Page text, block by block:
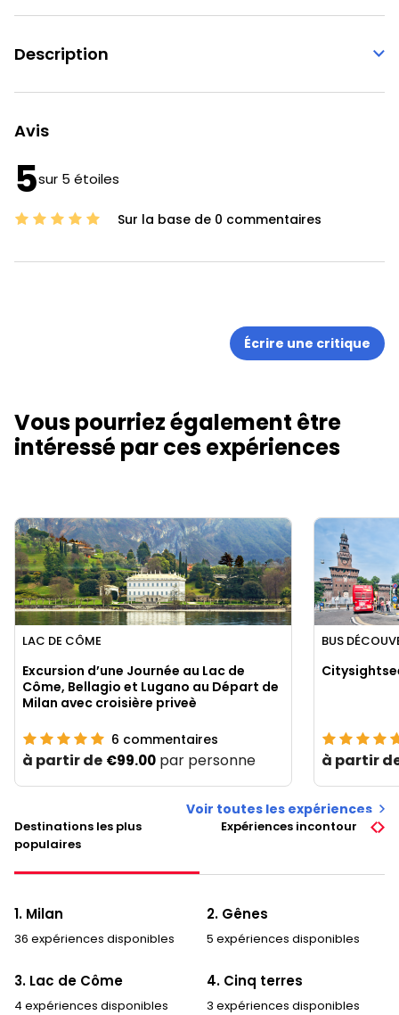
Description
Avis
5sur 5 étoiles
Sur la base de 0 commentaires
Écrire une critique
Vous pourriez également être
intéressé par ces expériences
LAC DE CÔME
Excursion d’une Journée au Lac de
Côme, Bellagio et Lugano au Départ de
Milan avec croisière priveè
6 commentaires
à partir de €99.00 par personne
BUS
à partir
Voir toutes les expériences
Destinations les plus
populaires
Expériences incontournables
1. Milan
36 expériences disponibles
2. Gênes
5 expériences disponibles
3. Lac de Côme
4 expériences disponibles
4. Cinq terres
3 expériences disponibles